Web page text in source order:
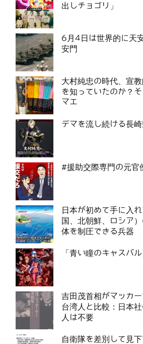
出しチョゴリ」
6月4日は世界的に天
安門
大村純忠の時代、宣教
を知っていたのか？
マエ
デマを流し続ける長
#援助交際専門の元官
日本が初めて手に入
国、北朝鮮、ロシア
体を制圧できる兵器
「青い瞳のキャスバ
吉田茂首相がマッカ
台湾人と比較：日本
人は不要
自衛隊を差別して見